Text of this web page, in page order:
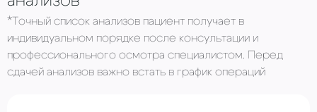
*Точный список анализов пациент получает в
индивидуальном порядке после консультации и
профессионального осмотра специалистом. Перед
сдачей анализов важно встать в график операций